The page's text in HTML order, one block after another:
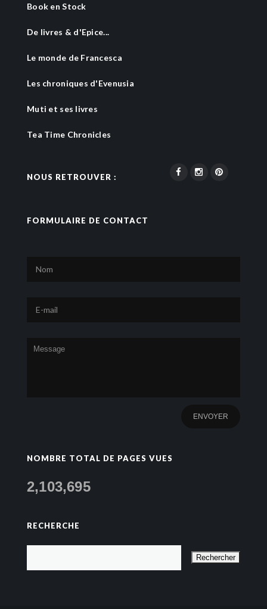
Book en Stock
De livres & d'Epice...
Le monde de Francesca
Les chroniques d'Evenusia
Muti et ses livres
Tea Time Chronicles
NOUS RETROUVER :
FORMULAIRE DE CONTACT
NOMBRE TOTAL DE PAGES VUES
2,103,695
RECHERCHE